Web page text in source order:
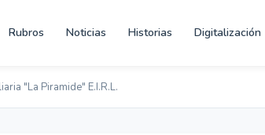
Rubros Noticias Historias Digitalización
"La Piramide" E.I.R.L.